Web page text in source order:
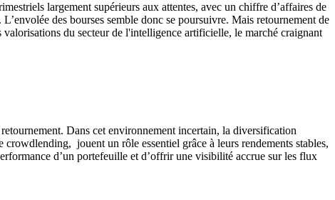
largement supérieurs aux attentes, avec un chiffre d’affaires de
des bourses semble donc se poursuivre. Mais retournement de
du secteur de l'intelligence artificielle, le marché craignant
Dans cet environnement incertain, la diversification
jouent un rôle essentiel grâce à leurs rendements stables,
d’un portefeuille et d’offrir une visibilité accrue sur les flux